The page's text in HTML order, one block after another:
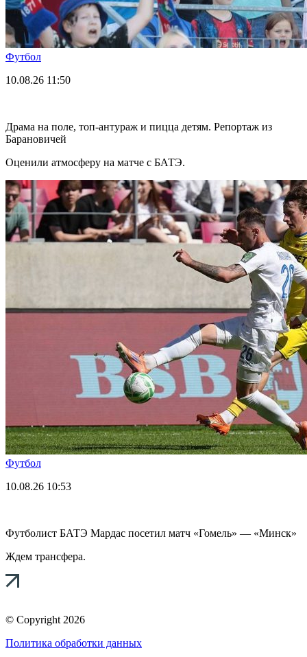
Футбол
10.08.26 11:50
Драма на поле, топ-антураж и пицца детям. Репортаж из
Барановичей
Оценили атмосферу на матче с БАТЭ.
Футбол
10.08.26 10:53
Футболист БАТЭ Мардас посетил матч «Гомель» — «Минск»
Ждем трансфера.
© Copyright 2026
Политика обработки данных